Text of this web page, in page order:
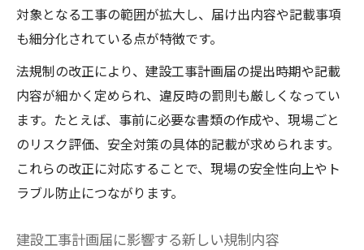
対象となる工事の範囲が拡大し、届け出内容や記載事項
も細分化されている点が特徴です。
法規制の改正により、建設工事計画届の提出時期や記載
内容が細かく定められ、違反時の罰則も厳しくなってい
ます。たとえば、事前に必要な書類の作成や、現場ごと
のリスク評価、安全対策の具体的記載が求められます。
これらの改正に対応することで、現場の安全性向上やト
ラブル防止につながります。
建設工事計画届に影響する新しい規制内容